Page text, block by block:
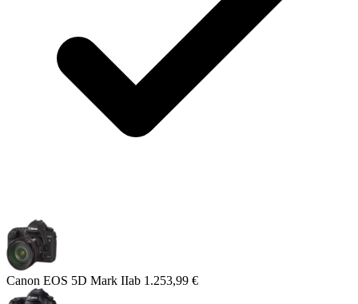
Canon EOS 5D Mark IIab 1.253,99 €